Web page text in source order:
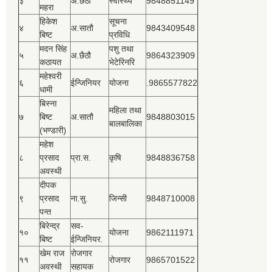
महरा
४
हिकेश
बिष्‍ट
अ.सातौ
सूचना
प्रविधि
9843409548
५
मदन सिंह
कठायत
अ.छैठौ
पशु तथा
भेटेरिनरि
9864323909
६
महेश्‍वरी
धामी
ईन्जिनियर योजना .9865577822
७
बिस्‍ना
बिष्‍ट
(भण्डारी)
अ.सातौ
महिला तथा
बालबालिका
9848803015
८
महेश
प्रसाद
अवस्थी
प्रा.स. कृषि 9848836758
९
दीपक
प्रसाद
पन्त
ना.सु. जिन्सी 9848710008
१०
बिरेन्द्र
बिष्‍ट
सव-
ईन्जिनियर.
योजना 9862111971
११
खेम राज
अवस्थी
रोजगार
सहायक
रोजगार 9865701522